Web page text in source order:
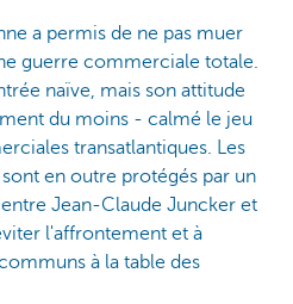
a permis de ne pas muer
guerre commerciale totale.
naïve, mais son attitude
du moins - calmé le jeu
transatlantiques. Les
en outre protégés par un
Jean-Claude Juncker et
l'affrontement et à
à la table des